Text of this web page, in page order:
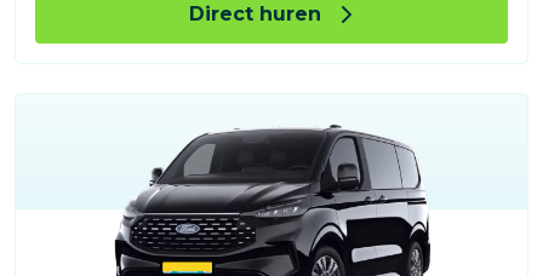
Direct huren